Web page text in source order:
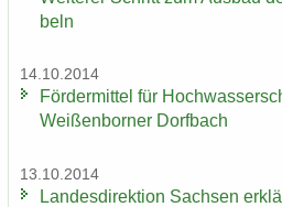
beln
14.10.2014
För­der­mit­tel für
Wei­ßen­bor­ner Dorf­bach
13.10.2014
Lan­des­di­rek­ti­on Sach­sen